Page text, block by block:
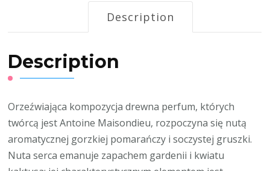
Description
Description
Orzeźwiająca kompozycja drewna perfum, których
twórcą jest Antoine Maisondieu, rozpoczyna się nutą
aromatycznej gorzkiej pomarańczy i soczystej gruszki.
Nuta serca emanuje zapachem gardenii i kwiatu